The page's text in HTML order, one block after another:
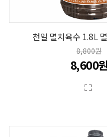
천일 멸치육수 1.8L
8,800원
8,600원